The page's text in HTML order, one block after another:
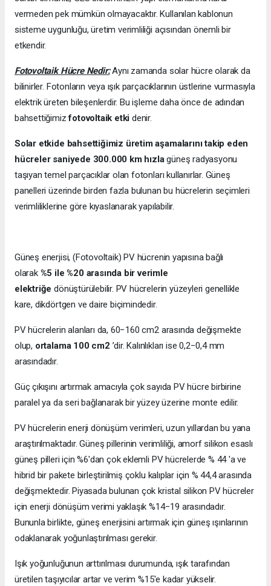
vermeden pek mümkün olmayacaktır. Kullanılan kablonun
sisteme uygunluğu, üretim verimliliği açısından önemli bir
etkendir.
Fotovoltaik Hücre Nedir:Aynı zamanda solar hücre olarak da
bilinirler. Fotonların veya ışık parçacıklarının üstlerine vurmasıyla
elektrik üreten bileşenlerdir. Bu işleme daha önce de adından
bahsettiğimizfotovoltaik etkidenir.
Solar etkide bahsettiğimiz üretim aşamalarını takip eden
hücreler saniyede 300.000 km hızlagüneş radyasyonu
taşıyan temel parçacıklar olan fotonları kullanırlar. Güneş
panelleri üzerinde birden fazla bulunan bu hücrelerin seçimleri
verimliliklerine göre kıyaslanarak yapılabilir.
Güneş enerjisi, (Fotovoltaik) PV hücrenin yapısına bağlı
olarak %5 ile %20 arasında bir verimle
elektriğedönüştürülebilir. PV hücrelerin yüzeyleri genellikle
kare, dikdörtgen ve daire biçimindedir.
PV hücrelerin alanları da, 60−160 cm2 arasında değişmekte
olup, ortalama 100 cm2 ’dir. Kalınlıkları ise 0,2−0,4 mm
arasındadır.
Güç çıkışını artırmak amacıyla çok sayıda PV hücre birbirine
paralel ya da seri bağlanarak bir yüzey üzerine monte edilir.
PV hücrelerin enerji dönüşüm verimleri, uzun yıllardan bu yana
araştırılmaktadır. Güneş pillerinin verimliliği, amorf silikon esaslı
güneş pilleri için %6'dan çok eklemli PV hücrelerde % 44 'a ve
hibrid bir pakete birleştirilmiş çoklu kalıplar için % 44,4 arasında
değişmektedir. Piyasada bulunan çok kristal silikon PV hücreler
için enerji dönüşüm verimi yaklaşık %14−19 arasındadır.
Bununla birlikte, güneş enerjisini artırmak için güneş ışınlarının
odaklanarak yoğunlaştırılması gerekir.
Işık yoğunluğunun arttırılması durumunda, ışık tarafından
üretilen taşıyıcılar artar ve verim %15'e kadar yükselir.